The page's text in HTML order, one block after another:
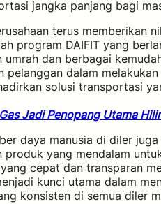
jangka panjang bagi
terus memberikan
program DAIFIT yang
umrah dan berbagai
pelanggan dalam
solusi transportasi
Gas Jadi Penopang Utama
daya manusia di diler
produk yang mendalam
cepat dan transparan
kunci utama dalam
konsisten di semua diler